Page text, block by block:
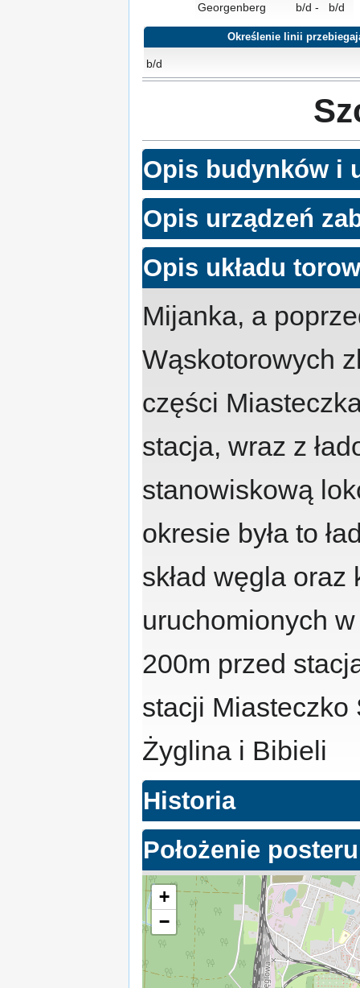
Georgenberg b/d - b/d
Określenie linii
b/d
Opis budynków i
Opis urządzeń
Opis układu
Mijanka, a
Wąskotorowych
części
stacja, wraz z
stanowiskową
okresie była to
skład węgla
uruchomionych
200m przed
stacji Miasteczko
Żyglina i Bibieli
Historia
Położenie
+
−